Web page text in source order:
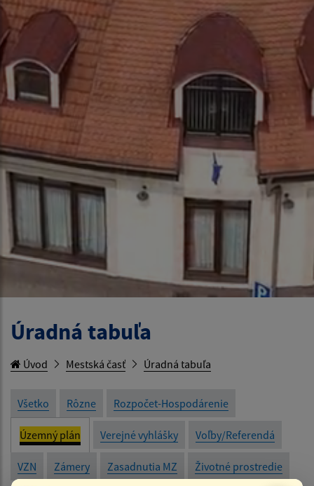
Úradná tabuľa
Úvod Mestská časť Úradná tabuľa
Všetko Rôzne Rozpočet-Hospodárenie
Územný plán Verejné vyhlášky Voľby/Referendá
VZN Zámery Zasadnutia MZ Životné prostredie